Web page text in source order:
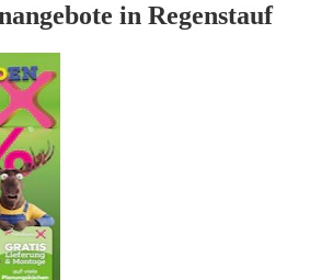
in Regenstauf